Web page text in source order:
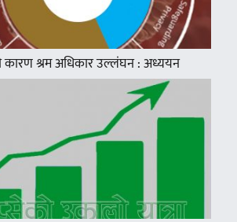
कारण श्रम अधिकार उल्लंघन : अध्ययन